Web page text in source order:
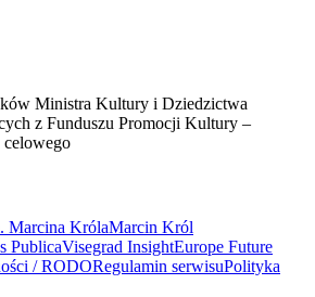
Ministra Kultury i Dziedzictwa
z Funduszu Promocji Kultury –
celowego
Marcina KrólaMarcin Król
PublicaVisegrad InsightEurope Future
/ RODORegulamin serwisuPolityka